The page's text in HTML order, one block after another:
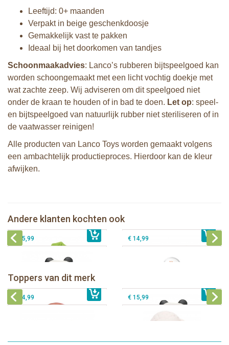
Leeftijd: 0+ maanden
Verpakt in beige geschenkdoosje
Gemakkelijk vast te pakken
Ideaal bij het doorkomen van tandjes
Schoonmaakadvies: Lanco’s rubberen bijtspeelgoed kan
worden schoongemaakt met een licht vochtig doekje met
wat zachte zeep. Wij adviseren om dit speelgoed niet
onder de kraan te houden of in bad te doen. Let op: speel-
en bijtspeelgoed van natuurlijk rubber niet steriliseren of in
de vaatwasser reinigen!
Alle producten van Lanco Toys worden gemaakt volgens
een ambachtelijk productieproces. Hierdoor kan de kleur
afwijken.
Andere klanten kochten ook
€ 14,99
Lanco - Bijtring Kori de Panda
€ 15,99 € 14,99
Toppers van dit merk
Lanco - Bijtspeeltje Regenboog
€ 15,99
Lanco - Bijtring Kori de Panda
Lanco - Sensory Bijtspeeltje Vos
€ 14,99 € 15,99